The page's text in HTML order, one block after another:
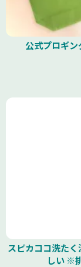
公式プロギ
スピカココ洗た
しい ※